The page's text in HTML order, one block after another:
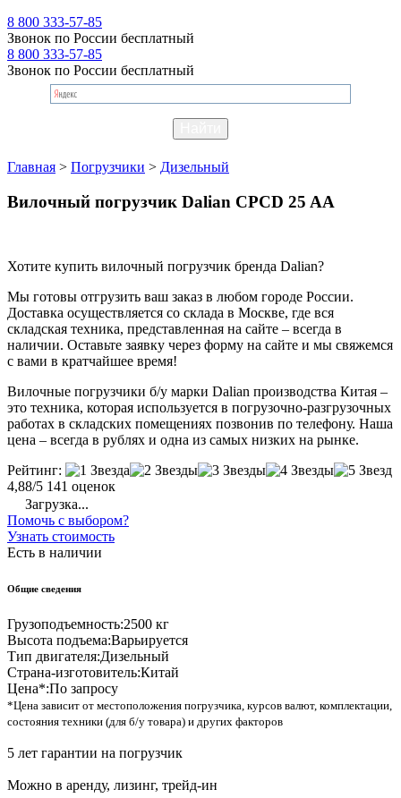
8 800 333-57-85
Звонок по России бесплатный
8 800 333-57-85
Звонок по России бесплатный
Главная > Погрузчики > Дизельный
Вилочный погрузчик Dalian CPCD 25 AA
Хотите купить вилочный погрузчик бренда Dalian?
Мы готовы отгрузить ваш заказ в любом городе России.
Доставка осуществляется со склада в Москве, где вся
складская техника, представленная на сайте – всегда в
наличии. Оставьте заявку через форму на сайте и мы свяжемся
с вами в кратчайшее время!
Вилочные погрузчики б/у марки Dalian производства Китая –
это техника, которая используется в погрузочно-разгрузочных
работах в складских помещениях позвонив по телефону. Наша
цена – всегда в рублях и одна из самых низких на рынке.
Рейтинг:
4,88/5 141 оценок
Загрузка...
Помочь с выбором?
Узнать стоимость
Есть в наличии
Общие сведения
Грузоподъемность:2500 кг
Высота подъема:Варьируется
Тип двигателя:Дизельный
Страна-изготовитель:Китай
Цена*:По запросу
*Цена зависит от местоположения погрузчика, курсов валют, комплектации,
состояния техники (для б/у товара) и других факторов
5 лет гарантии на погрузчик
Можно в аренду, лизинг, трейд-ин